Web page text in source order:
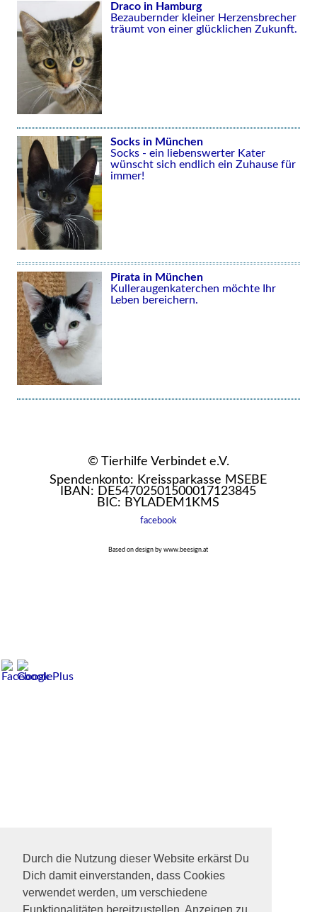
Durch die Nutzung dieser Website erkärst Du
Dich damit einverstanden, dass Cookies
verwendet werden, um verschiedene
Draco in Hamburg
Bezaubernder kleiner Herzensbrecher
träumt von einer glücklichen Zukunft.
Socks in München
Socks - ein liebenswerter Kater
wünscht sich endlich ein Zuhause für
immer!
Pirata in München
Kulleraugenkaterchen möchte Ihr
Leben bereichern.
© Tierhilfe Verbindet e.V.
Spendenkonto: Kreissparkasse MSEBE
IBAN: DE54702501500017123845
BIC: BYLADEM1KMS
facebook
Based on design by www.beesign.at